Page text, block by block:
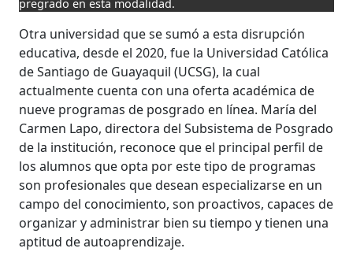
pregrado en esta modalidad.
Otra universidad que se sumó a esta disrupción
educativa, desde el 2020, fue la Universidad Católica
de Santiago de Guayaquil (UCSG), la cual
actualmente cuenta con una oferta académica de
nueve programas de posgrado en línea. María del
Carmen Lapo, directora del Subsistema de Posgrado
de la institución, reconoce que el principal perfil de
los alumnos que opta por este tipo de programas
son profesionales que desean especializarse en un
campo del conocimiento, son proactivos, capaces de
organizar y administrar bien su tiempo y tienen una
aptitud de autoaprendizaje.